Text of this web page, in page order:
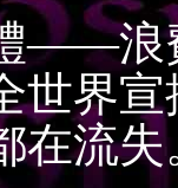
浪費
界宣
在流